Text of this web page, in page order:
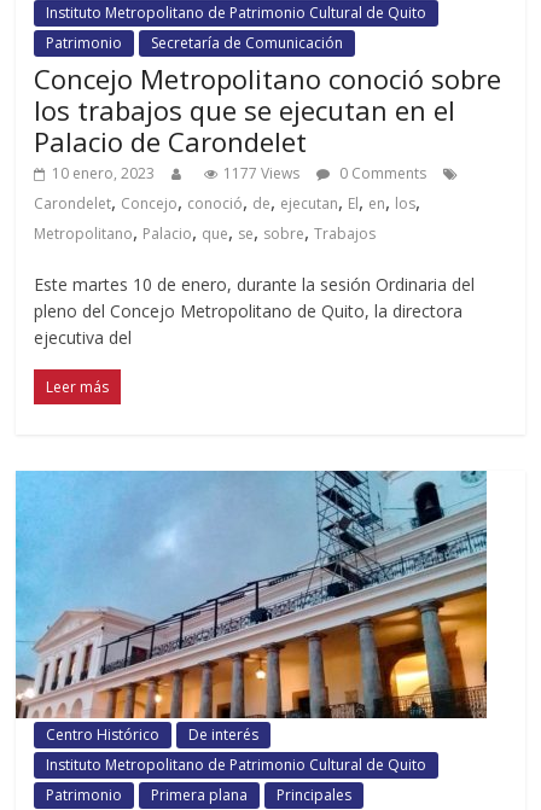
Instituto Metropolitano de Patrimonio Cultural de Quito
Patrimonio
Secretaría de Comunicación
Concejo Metropolitano conoció sobre
los trabajos que se ejecutan en el
Palacio de Carondelet
10 enero, 2023 1177 Views
0 Comments
Carondelet, Concejo, conoció, de, ejecutan, El, en, los,
Metropolitano, Palacio, que, se, sobre,Trabajos
Este martes 10 de enero, durante la sesión Ordinaria del
pleno del Concejo Metropolitano de Quito, la directora
ejecutiva del
Leer más
Centro Histórico
De interés
Instituto Metropolitano de Patrimonio Cultural de Quito
Patrimonio
Primera plana Principales